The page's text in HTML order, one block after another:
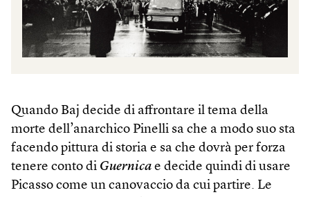
Quando Baj decide di affrontare il tema della
morte dell’anarchico Pinelli sa che a modo suo sta
facendo pittura di storia e sa che dovrà per forza
tenere conto di Guernica e decide quindi di usare
Picasso come un canovaccio da cui partire. Le